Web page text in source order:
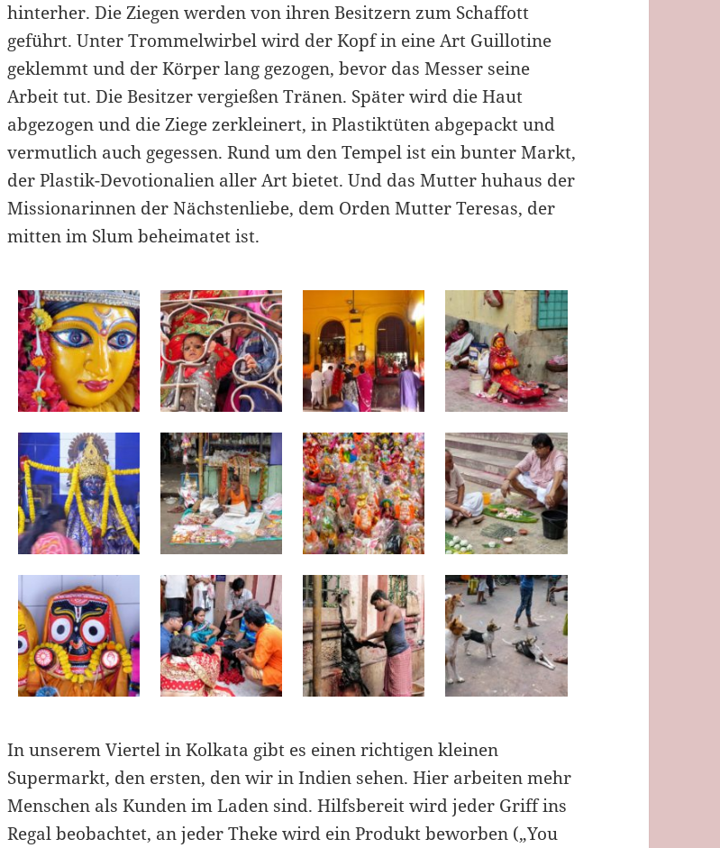
hinterher. Die Ziegen werden von ihren Besitzern zum Schaffott
geführt. Unter Trommelwirbel wird der Kopf in eine Art Guillotine
geklemmt und der Körper lang gezogen, bevor das Messer seine
Arbeit tut. Die Besitzer vergießen Tränen. Später wird die Haut
abgezogen und die Ziege zerkleinert, in Plastiktüten abgepackt und
vermutlich auch gegessen. Rund um den Tempel ist ein bunter Markt,
der Plastik-Devotionalien aller Art bietet. Und das Mutter huhaus der
Missionarinnen der Nächstenliebe, dem Orden Mutter Teresas, der
mitten im Slum beheimatet ist.
In unserem Viertel in Kolkata gibt es einen richtigen kleinen
Supermarkt, den ersten, den wir in Indien sehen. Hier arbeiten mehr
Menschen als Kunden im Laden sind. Hilfsbereit wird jeder Griff ins
Regal beobachtet, an jeder Theke wird ein Produkt beworben („You